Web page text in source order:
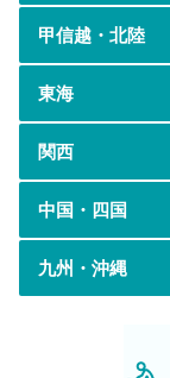
甲信越・北陸
東海
関西
中国・四国
九州・沖縄